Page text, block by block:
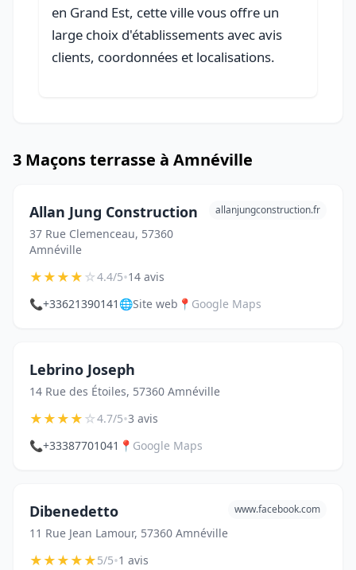
en Grand Est, cette ville vous offre un
large choix d'établissements avec avis
clients, coordonnées et localisations.
3 Maçons terrasse à Amnéville
Allan Jung Construction
37 Rue Clemenceau, 57360
Amnéville
allanjungconstruction.fr
★★★★☆4.4/5•14 avis
📞+33621390141 🌐Site web 📍 Google Maps
Lebrino Joseph
14 Rue des Étoiles, 57360 Amnéville
★★★★☆4.7/5•3 avis
📞+33387701041 📍 Google Maps
Dibenedetto
11 Rue Jean Lamour, 57360 Amnéville
www.facebook.com
★★★★★5/5•1 avis